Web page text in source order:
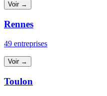
Voir →
Rennes
49 entreprises
Voir →
Toulon